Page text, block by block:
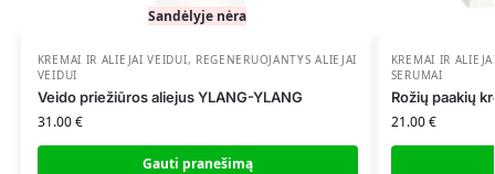
Sandėlyje nėra
KREMAI IR ALIEJAI VEIDUI, REGENERUOJANTYS ALIEJAI
VEIDUI
Veido priežiūros aliejus YLANG-YLANG
31.00€
Gauti pranešimą
KREMAI IR
SERUMAI
Rožių paakių
21.00€